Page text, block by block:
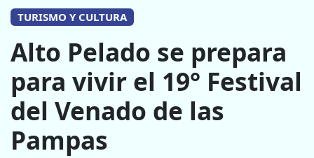
TURISMO Y CULTURA
Alto Pelado se prepara
para vivir el 19° Festival
del Venado de las
Pampas